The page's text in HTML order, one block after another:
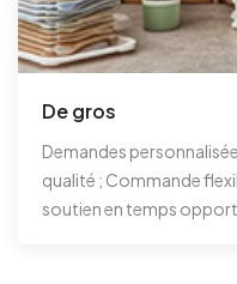
De gros
Demandes
qualité ; Commande
soutien en temps